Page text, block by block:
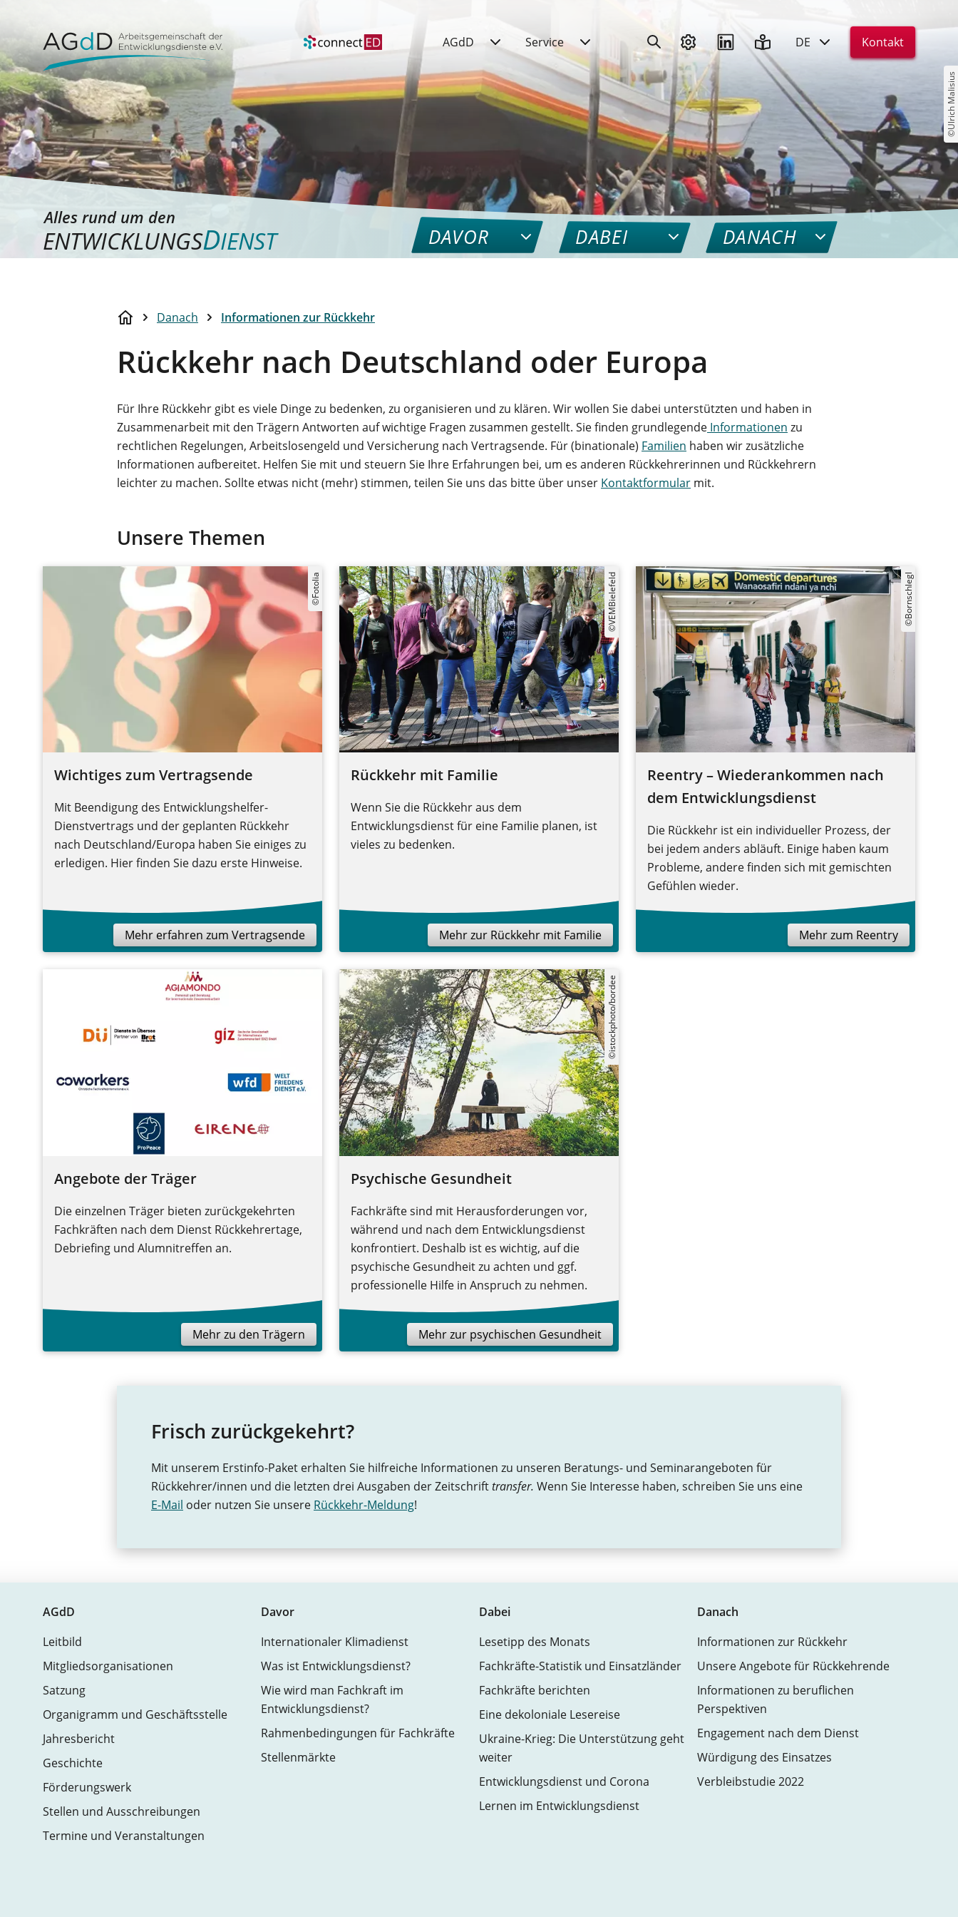
AGdD Service DE Kontakt
©Ulrich Malisius
Alles rund um den
ENTWICKLUNGSDIENST DAVOR DABEI DANACH
Danach Informationen zur Rückkehr
Rückkehr nach Deutschland oder Europa
Für Ihre Rückkehr gibt es viele Dinge zu bedenken, zu organisieren und zu klären. Wir wollen Sie dabei unterstützten und haben in
Zusammenarbeit mit den Trägern Antworten auf wichtige Fragen zusammen gestellt. Sie finden grundlegende Informationen zu
rechtlichen Regelungen, Arbeitslosengeld und Versicherung nach Vertragsende. Für (binationale) Familien haben wir zusätzliche
Informationen aufbereitet. Helfen Sie mit und steuern Sie Ihre Erfahrungen bei, um es anderen Rückkehrerinnen und Rückkehrern
leichter zu machen. Sollte etwas nicht (mehr) stimmen, teilen Sie uns das bitte über unser Kontaktformular mit.
Unsere Themen
©Fotolia
Wichtiges zum Vertragsende
Mit Beendigung des Entwicklungshelfer-
Dienstvertrags und der geplanten Rückkehr
nach Deutschland/Europa haben Sie einiges zu
erledigen. Hier finden Sie dazu erste Hinweise.
Mehr erfahren zum Vertragsende
©VEMBielefeld
Rückkehr mit Familie
Wenn Sie die Rückkehr aus dem
Entwicklungsdienst für eine Familie planen, ist
vieles zu bedenken.
Mehr zur Rückkehr mit Familie
©Bornschlegl
Reentry – Wiederankommen nach
dem Entwicklungsdienst
Die Rückkehr ist ein individueller Prozess, der
bei jedem anders abläuft. Einige haben kaum
Probleme, andere finden sich mit gemischten
Gefühlen wieder.
Mehr zum Reentry
Angebote der Träger
Die einzelnen Träger bieten zurückgekehrten
Fachkräften nach dem Dienst Rückkehrertage,
Debriefing und Alumnitreffen an.
Mehr zu den Trägern
©istockphoto/bordee
Psychische Gesundheit
Fachkräfte sind mit Herausforderungen vor,
während und nach dem Entwicklungsdienst
konfrontiert. Deshalb ist es wichtig, auf die
psychische Gesundheit zu achten und ggf.
professionelle Hilfe in Anspruch zu nehmen.
Mehr zur psychischen Gesundheit
Frisch zurückgekehrt?
Mit unserem Erstinfo-Paket erhalten Sie hilfreiche Informationen zu unseren Beratungs- und Seminarangeboten für
Rückkehrer/innen und die letzten drei Ausgaben der Zeitschrifttransfer. Wenn Sie Interesse haben, schreiben Sie uns eine
E-Mail oder nutzen Sie unsere Rückkehr-Meldung!
AGdD
Leitbild
Mitgliedsorganisationen
Satzung
Organigramm und Geschäftsstelle
Jahresbericht
Geschichte
Förderungswerk
Stellen und Ausschreibungen
Termine und Veranstaltungen
Davor
Internationaler Klimadienst
Was ist Entwicklungsdienst?
Wie wird man Fachkraft im
Entwicklungsdienst?
Rahmenbedingungen für Fachkräfte
Stellenmärkte
Dabei
Lesetipp des Monats
Fachkräfte-Statistik und Einsatzländer
Fachkräfte berichten
Eine dekoloniale Lesereise
Ukraine-Krieg: Die Unterstützung geht
weiter
Entwicklungsdienst und Corona
Lernen im Entwicklungsdienst
Danach
Informationen zur Rückkehr
Unsere Angebote für Rückkehrende
Informationen zu beruflichen
Perspektiven
Engagement nach dem Dienst
Würdigung des Einsatzes
Verbleibstudie 2022